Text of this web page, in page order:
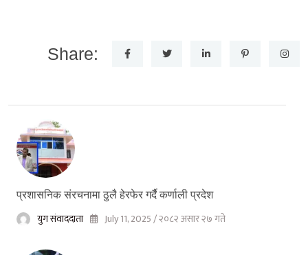
Share:
प्रशासनिक संरचनामा ठुलै हेरफेर गर्दै कर्णाली प्रदेश
युग संवाददाता July 11, 2025 / २०८२ असार २७ गते